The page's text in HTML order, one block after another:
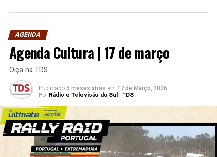
AGENDA
Agenda Cultura | 17 de março
Oiça na TDS
Publicado 5 meses atrás em 17 de Março, 2026
Por Rádio e Televisão do Sul | TDS